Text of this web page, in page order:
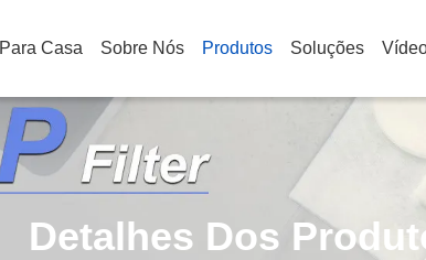
Para Casa Sobre Nós Produtos Soluções
Detalhes Dos